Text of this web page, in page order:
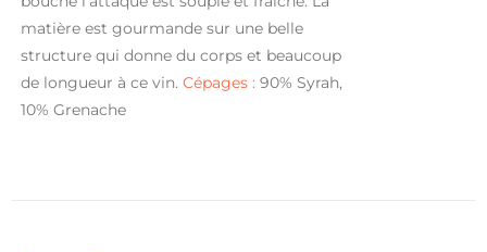
matière est gourmande sur une belle
structure qui donne du corps et beaucoup
de longueur à ce vin. Cépages : 90% Syrah,
10% Grenache